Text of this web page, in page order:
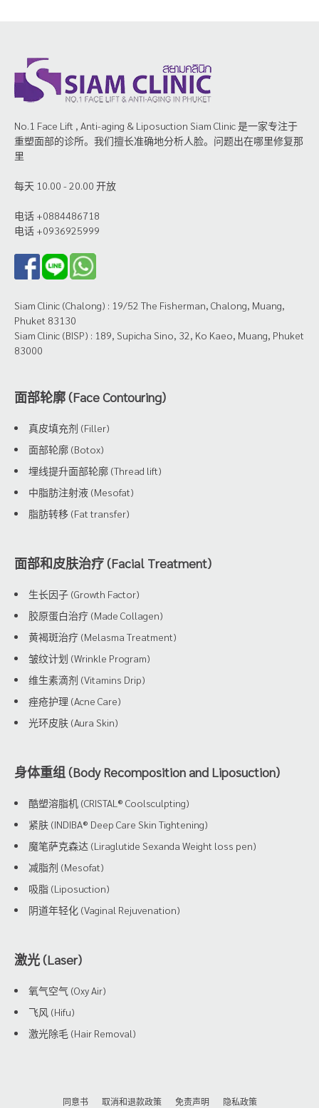
No.1 Face Lift , Anti-aging & Liposuction Siam Clinic 是一家专注于
重塑面部的诊所。我们擅长准确地分析人脸。问题出在哪里修复那
里
每天 10.00 - 20.00 开放
电话 +0884486718
电话 +0936925999
Siam Clinic (Chalong) : 19/52 The Fisherman, Chalong, Muang,
Phuket 83130
Siam Clinic (BISP) : 189, Supicha Sino, 32, Ko Kaeo, Muang, Phuket
83000
面部轮廓 (Face Contouring)
真皮填充剂 (Filler)
面部轮廓 (Botox)
埋线提升面部轮廓 (Thread lift)
中脂肪注射液 (Mesofat)
脂肪转移 (Fat transfer)
面部和皮肤治疗 (Facial Treatment)
生长因子 (Growth Factor)
胶原蛋白治疗 (Made Collagen)
黄褐斑治疗 (Melasma Treatment)
皱纹计划 (Wrinkle Program)
维生素滴剂 (Vitamins Drip)
痤疮护理 (Acne Care)
光环皮肤 (Aura Skin)
身体重组 (Body Recomposition and Liposuction)
酷塑溶脂机 (CRISTAL® Coolsculpting)
紧肤 (INDIBA® Deep Care Skin Tightening)
魔笔萨克森达 (Liraglutide Sexanda Weight loss pen)
减脂剂 (Mesofat)
吸脂 (Liposuction)
阴道年轻化 (Vaginal Rejuvenation)
激光 (Laser)
氧气空气 (Oxy Air)
飞风 (Hifu)
激光除毛 (Hair Removal)
同意书 取消和退款政策 免责声明 隐私政策